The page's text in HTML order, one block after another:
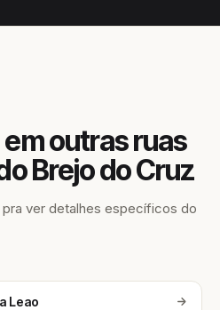
outras ruas
Brejo do Cruz
ver detalhes específicos do
Leao